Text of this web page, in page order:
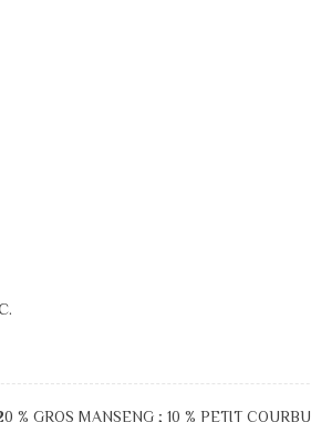
% GROS MANSENG ; 10 % PETIT COURBU